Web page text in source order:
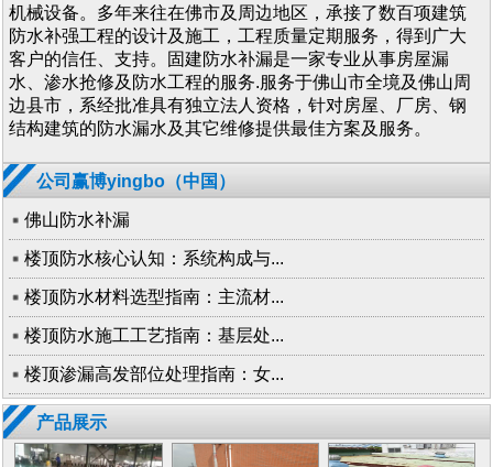
机械设备。多年来往在佛市及周边地区，承接了数百项建筑
防水补强工程的设计及施工，工程质量定期服务，得到广大
客户的信任、支持。固建防水补漏是一家专业从事房屋漏
水、渗水抢修及防水工程的服务.服务于佛山市全境及佛山周
边县市，系经批准具有独立法人资格，针对房屋、厂房、钢
结构建筑的防水漏水及其它维修提供最佳方案及服务。
公司赢博yingbo（中国）
佛山防水补漏
楼顶防水核心认知：系统构成与...
楼顶防水材料选型指南：主流材...
楼顶防水施工工艺指南：基层处...
楼顶渗漏高发部位处理指南：女...
产品展示